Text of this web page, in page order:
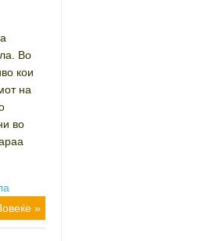
Во
кои
на
во
»